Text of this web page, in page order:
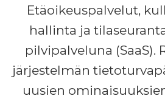
Etäoikeuspalvelut,
hallinta ja
pilvipalveluna (SaaS).
järjestelmän
uusien